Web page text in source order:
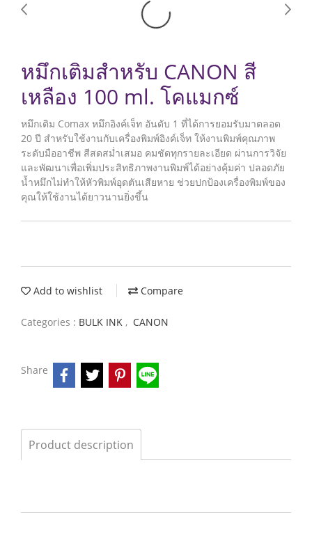
หมึกเติมสำหรับ CANON สี
เหลือง 100 ml. โคแมกซ์
หมึกเติม Comax หมึกอิงค์เจ็ท อันดับ 1 ที่ได้การยอมรับมาตลอด
20 ปี สำหรับใช้งานกับเครื่องพิมพ์อิงค์เจ็ท ให้งานพิมพ์คุณภาพ
ระดับมืออาชีพ สีสดสม่ำเสมอ คมชัดทุกรายละเอียด ผ่านการวิจัย
และพัฒนาเพื่อเพิ่มประสิทธิภาพงานพิมพ์ได้อย่างคุ้มค่า ปลอดภัย
น้ำหมึกไม่ทำให้หัวพิมพ์อุดตันเสียหาย ช่วยปกป้องเครื่องพิมพ์ของ
คุณให้ใช้งานได้ยาวนานยิ่งขึ้น
Add to wishlist Compare
Categories : BULK INK , CANON
Share
Product description